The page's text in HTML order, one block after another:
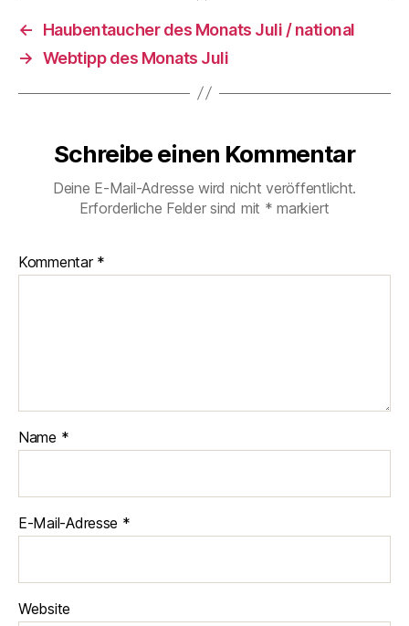
←
Haubentaucher des Monats Juli / national
→ Webtipp des Monats Juli
Schreibe einen Kommentar
Deine E-Mail-Adresse wird nicht veröffentlicht.
Erforderliche Felder sind mit * markiert
Kommentar *
Name *
E-Mail-Adresse *
Website